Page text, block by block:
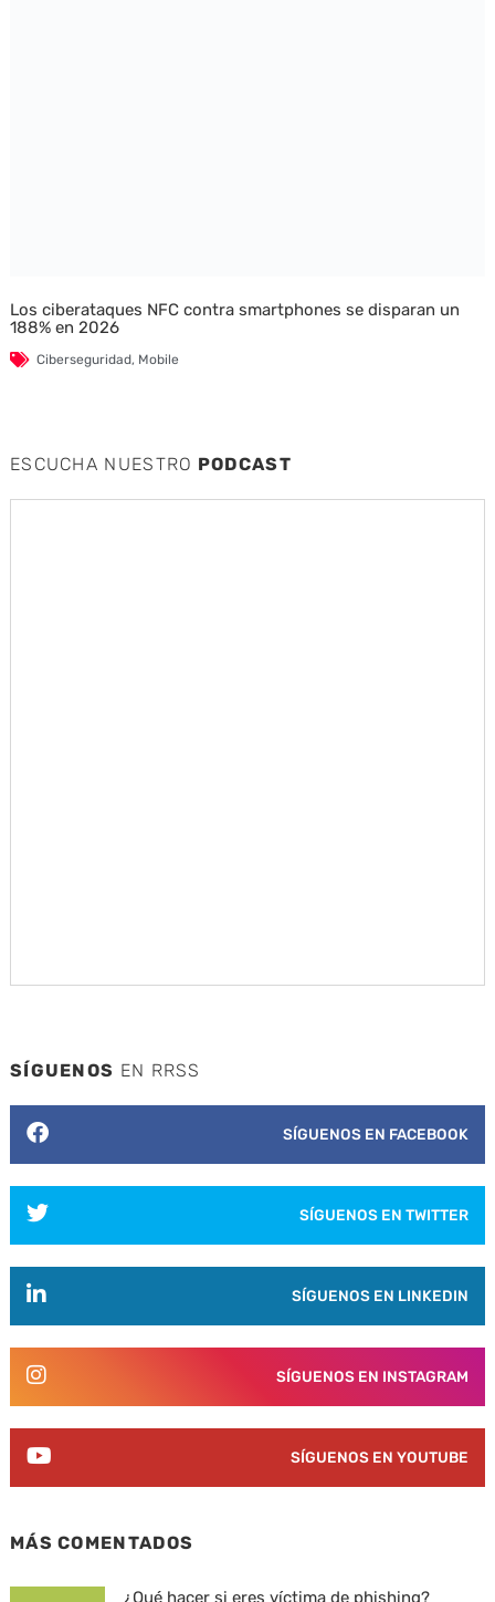
Los ciberataques NFC contra smartphones se disparan un
188% en 2026
Ciberseguridad, Mobile
ESCUCHA NUESTRO PODCAST
SÍGUENOS EN RRSS
SÍGUENOS EN FACEBOOK
SÍGUENOS EN TWITTER
SÍGUENOS EN LINKEDIN
SÍGUENOS EN INSTAGRAM
SÍGUENOS EN YOUTUBE
MÁS COMENTADOS
¿Qué hacer si eres víctima de phishing?